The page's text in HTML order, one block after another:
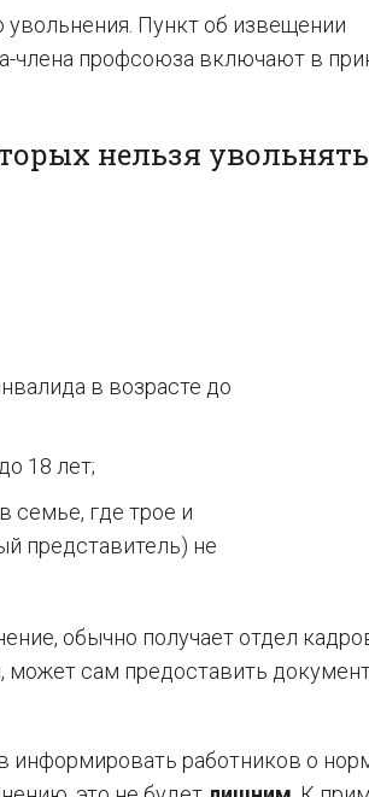
увольнения. Пункт об извещении
члена профсоюза включают в
нельзя
в возрасте до
18 лет;
семье, где трое и
представитель) не
обычно получает отдел
может сам предоставить
информировать работников о